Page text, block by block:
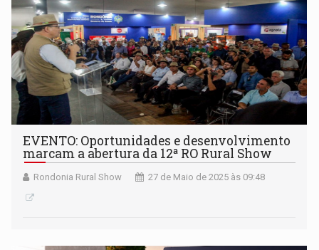
EVENTO: Oportunidades e desenvolvimento
marcam a abertura da 12ª RO Rural Show
Rondonia Rural Show 27 de Maio de 2025 às 09:48